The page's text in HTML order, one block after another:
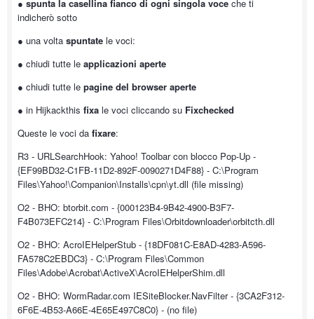
● spunta la casellina fianco di ogni singola voce che ti
indicherò sotto
● una volta spuntate le voci:
● chiudi tutte le applicazioni aperte
● chiudi tutte le pagine del browser aperte
● in Hijkackthis fixa le voci cliccando su Fixchecked
Queste le voci da fixare:
R3 - URLSearchHook: Yahoo! Toolbar con blocco Pop-Up -
{EF99BD32-C1FB-11D2-892F-0090271D4F88} - C:\Program
Files\Yahoo!\Companion\Installs\cpn\yt.dll (file missing)
O2 - BHO: btorbit.com - {000123B4-9B42-4900-B3F7-
F4B073EFC214} - C:\Program Files\Orbitdownloader\orbitcth.dll
O2 - BHO: AcroIEHelperStub - {18DF081C-E8AD-4283-A596-
FA578C2EBDC3} - C:\Program Files\Common
Files\Adobe\Acrobat\ActiveX\AcroIEHelperShim.dll
O2 - BHO: WormRadar.com IESiteBlocker.NavFilter - {3CA2F312-
6F6E-4B53-A66E-4E65E497C8C0} - (no file)